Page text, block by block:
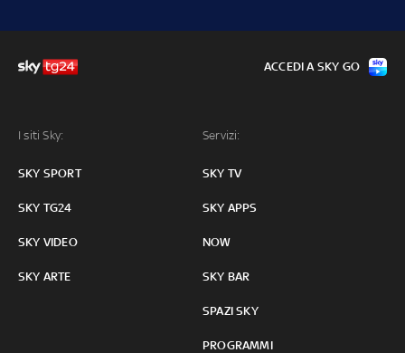
I siti Sky:
SKY SPORT
SKY TG24
SKY VIDEO
SKY ARTE
Servizi:
SKY TV
SKY APPS
NOW
SKY BAR
SPAZI SKY
PROGRAMMI
ACCEDI A SKY GO